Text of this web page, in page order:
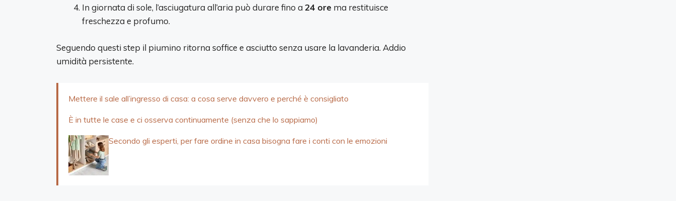
In giornata di sole, l’asciugatura all’aria può durare fino a 24 ore ma restituisce
freschezza e profumo.
Seguendo questi step il piumino ritorna soffice e asciutto senza usare la lavanderia. Addio
umidità persistente.
Mettere il sale all’ingresso di casa: a cosa serve davvero e perché è consigliato
È in tutte le case e ci osserva continuamente (senza che lo sappiamo)
Secondo gli esperti, per fare ordine in casa bisogna fare i conti con le emozioni